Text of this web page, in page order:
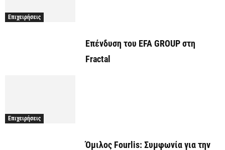
Επιχειρήσεις
Επένδυση του EFA GROUP στη
Fractal
Επιχειρήσεις
Όμιλος Fourlis: Συμφωνία για την